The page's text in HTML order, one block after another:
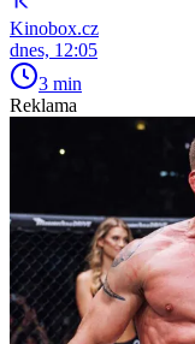
Kinobox.cz
dnes, 12:05
3 min
Reklama